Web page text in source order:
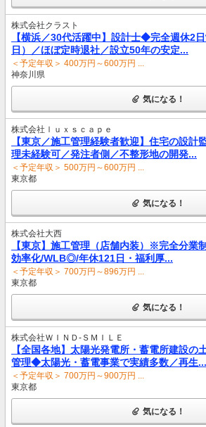
株式会社クラスト
【横浜／30代活躍中】設計士◆完全週休2
日）／ほぼ定時退社／設立50年の安定...
＜予定年収＞ 400万円～600万円 ...
神奈川県
気になる！
株式会社ｌｕｘｓｃａｐｅ
【東京／施工管理経験者歓迎】住宅の設計
理未経験可／発注者側／不整形地の開発...
＜予定年収＞ 500万円～600万円 ...
東京都
気になる！
株式会社大西
【東京】施工管理（店舗内装）※完全分業
効率化/WLB◎/年休121日・福利厚...
＜予定年収＞ 700万円～896万円 ...
東京都
気になる！
株式会社ＷＩＮＤ‐ＳＭＩＬＥ
【全国各地】太陽光発電所・蓄電所建設の
管理◆太陽光・蓄電事業で実績多数／再生...
＜予定年収＞ 700万円～900万円 ...
東京都
気になる！